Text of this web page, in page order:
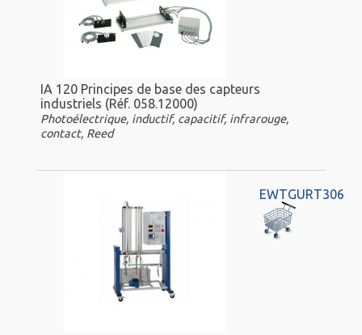
IA 120 Principes de base des capteurs
industriels (Réf. 058.12000)
Photoélectrique, inductif, capacitif, infrarouge,
contact, Reed
EWTGURT306